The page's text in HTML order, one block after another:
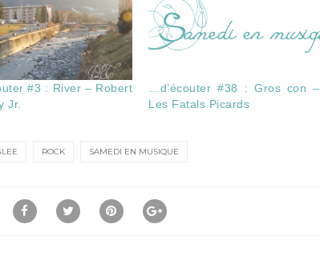
#3 : River – Robert
Jr.
…d’écouter #38 : Gros con –
Les Fatals Picards
ROCK SAMEDI EN MUSIQUE